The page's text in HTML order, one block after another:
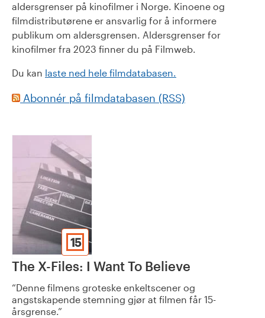
aldersgrenser på kinofilmer i Norge. Kinoene og
filmdistributørene er ansvarlig for å informere
publikum om aldersgrensen. Aldersgrenser for
kinofilmer fra 2023 finner du på Filmweb.
Du kan laste ned hele filmdatabasen.
Abonnér på filmdatabasen (RSS)
15
The X-Files: I Want To Believe
Denne filmens groteske enkeltscener og
angstskapende stemning gjør at filmen får 15-
årsgrense.